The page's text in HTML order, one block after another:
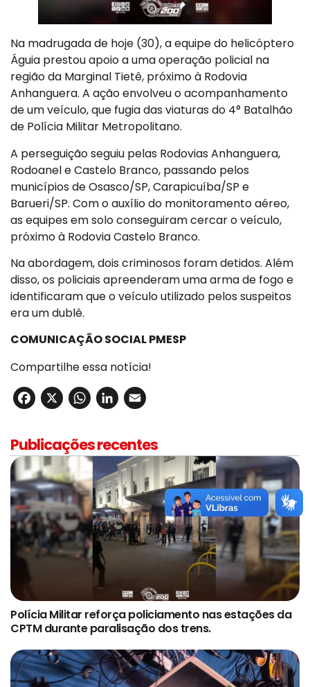
Na madrugada de hoje (30), a equipe do helicóptero
Águia prestou apoio a uma operação policial na
região da Marginal Tietê, próximo à Rodovia
Anhanguera. A ação envolveu o acompanhamento
de um veículo, que fugia das viaturas do 4° Batalhão
de Polícia Militar Metropolitano.
A perseguição seguiu pelas Rodovias Anhanguera,
Rodoanel e Castelo Branco, passando pelos
municípios de Osasco/SP, Carapicuíba/SP e
Barueri/SP. Com o auxílio do monitoramento aéreo,
as equipes em solo conseguiram cercar o veículo,
próximo à Rodovia Castelo Branco.
Na abordagem, dois criminosos foram detidos. Além
disso, os policiais apreenderam uma arma de fogo e
identificaram que o veículo utilizado pelos suspeitos
era um dublê.
COMUNICAÇÃO SOCIAL PMESP
Compartilhe essa notícia!
Facebook
X WhatsApp
LinkedIn
Publicações recentes
Polícia Militar reforça policiamento nas estações da
CPTM durante paralisação dos trens.